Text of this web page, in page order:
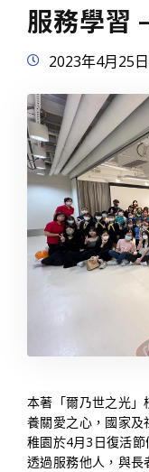
服務學習
2023年4月25日
本著「爾乃世之光
養關愛之心，國家
稚園於4月3日復活
透過服務他人，與